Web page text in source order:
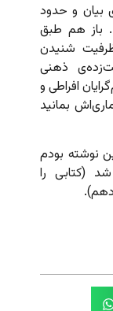
بیان و حدود
باز هم طبق
شنیدن
ذهنی
افراطی و
بمانید
نوشته بودم
(کتابی را